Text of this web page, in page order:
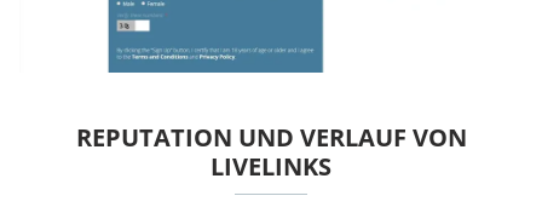
REPUTATION UND VERLAUF VON
LIVELINKS